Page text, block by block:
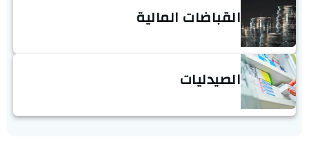
القباضات المالية
الصيدليات